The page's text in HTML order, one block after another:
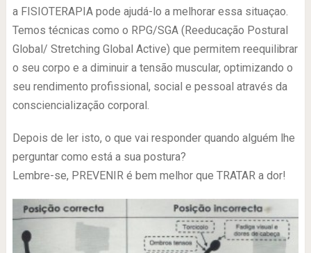
a FISIOTERAPIA pode ajudá-lo a melhorar essa situaçao.
Temos técnicas como o RPG/SGA (Reeducação Postural
Global/ Stretching Global Active) que permitem reequilibrar
o seu corpo e a diminuir a tensão muscular, optimizando o
seu rendimento profissional, social e pessoal através da
consciencialização corporal.
Depois de ler isto, o que vai responder quando alguém lhe
perguntar como está a sua postura?
Lembre-se, PREVENIR é bem melhor que TRATAR a dor!